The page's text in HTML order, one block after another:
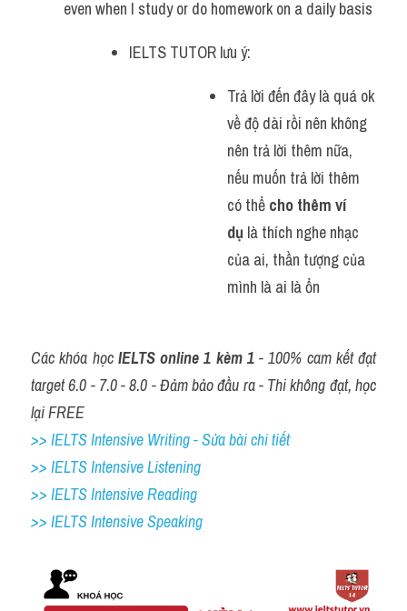
even when I study or do homework on a daily basis
IELTS TUTOR lưu ý:
Trả lời đến đây là quá ok
về độ dài rồi nên không
nên trả lời thêm nữa,
nếu muốn trả lời thêm
có thể cho thêm ví
dụ là thích nghe nhạc
của ai, thần tượng của
mình là ai là ổn
Các khóa học IELTS online 1 kèm 1 - 100% cam kết đạt
target 6.0 - 7.0 - 8.0 - Đảm bảo đầu ra - Thi không đạt, học
lại FREE
>> IELTS Intensive Writing - Sửa bài chi tiết
>> IELTS Intensive Listening
>> IELTS Intensive Reading
>> IELTS Intensive Speaking